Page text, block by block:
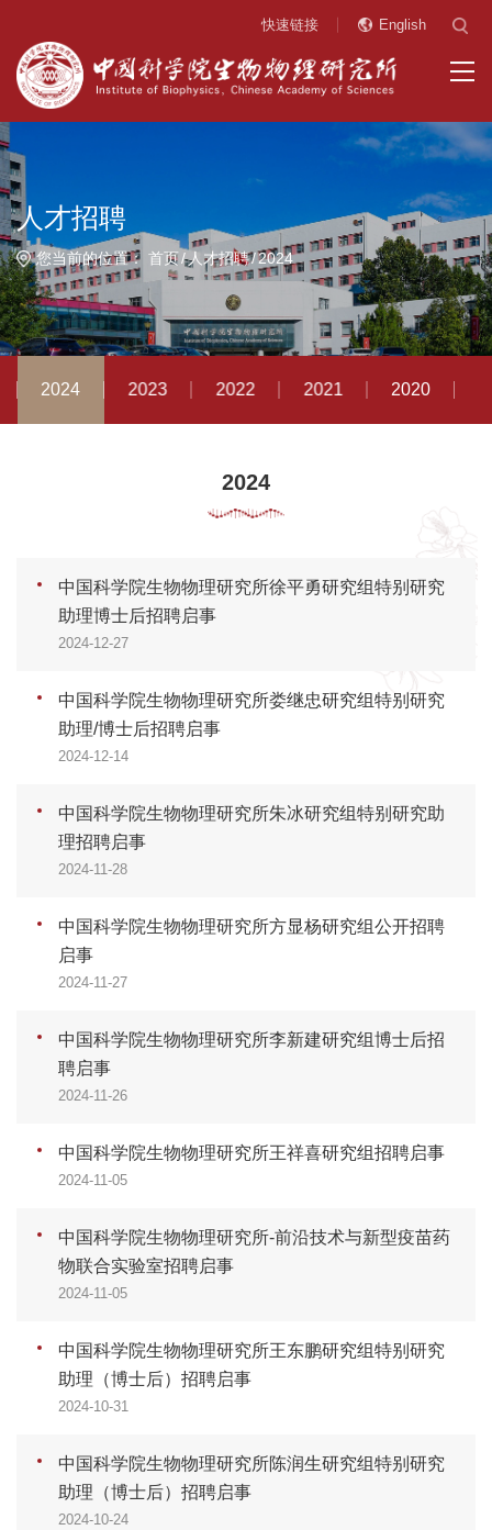
快速链接 English
人才招聘
您当前的位置：首页 人才招聘 2024
2024 2023 2022 2021 2020
2024
中国科学院生物物理研究所徐平勇研究组特别研究
助理博士后招聘启事
2024-12-27
中国科学院生物物理研究所娄继忠研究组特别研究
助理/博士后招聘启事
2024-12-14
中国科学院生物物理研究所朱冰研究组特别研究助
理招聘启事
2024-11-28
中国科学院生物物理研究所方显杨研究组公开招聘
启事
2024-11-27
中国科学院生物物理研究所李新建研究组博士后招
聘启事
2024-11-26
中国科学院生物物理研究所王祥喜研究组招聘启事
2024-11-05
中国科学院生物物理研究所-前沿技术与新型疫苗药
物联合实验室招聘启事
2024-11-05
中国科学院生物物理研究所王东鹏研究组特别研究
助理（博士后）招聘启事
2024-10-31
中国科学院生物物理研究所陈润生研究组特别研究
助理（博士后）招聘启事
2024-10-24